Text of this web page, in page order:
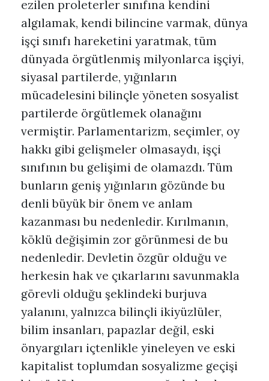
ezilen proleterler sınıfına kendini
algılamak, kendi bilincine varmak, dünya
işçi sınıfı hareketini yaratmak, tüm
dünyada örgütlenmiş milyonlarca işçiyi,
siyasal partilerde, yığınların
mücadelesini bilinçle yöneten sosyalist
partilerde örgütlemek olanağını
vermiştir. Parlamentarizm, seçimler, oy
hakkı gibi gelişmeler olmasaydı, işçi
sınıfının bu gelişimi de olamazdı. Tüm
bunların geniş yığınların gözünde bu
denli büyük bir önem ve anlam
kazanması bu nedenledir. Kırılmanın,
köklü değişimin zor görünmesi de bu
nedenledir. Devletin özgür olduğu ve
herkesin hak ve çıkarlarını savunmakla
görevli olduğu şeklindeki burjuva
yalanını, yalnızca bilinçli ikiyüzlüler,
bilim insanları, papazlar değil, eski
önyargıları içtenlikle yineleyen ve eski
kapitalist toplumdan sosyalizme geçişi